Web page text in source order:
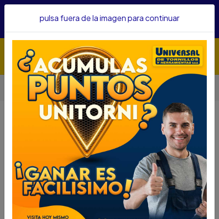
confianza&nbsp;Recibe un KIT PARRILLERO por compras
Herramientas Herramienta Manual
Volvedores
VOLVEDOR ARTICULADO FORCE 1/2 X 24" 8014600
VOLVEDOR ARTICULADO FORCE 1/2
X 24" 8014600
VOLVEDOR ARTICULADO FORCE
1/2 X 24" 8014600
SKU : 75171025
pulsa fuera de la imagen para continuar